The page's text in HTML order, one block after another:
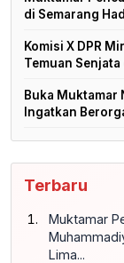
di Semarang
Komisi X DPR
Temuan
Buka Muktamar
Ingatkan
Terbaru
Muktamar
Lima...